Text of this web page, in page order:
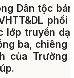
Dân tộc
phối
lớp truyền
ba, chiêng
của Trường